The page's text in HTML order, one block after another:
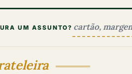
UM ASSUNTO?